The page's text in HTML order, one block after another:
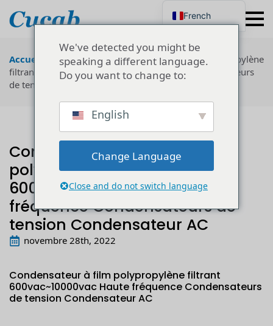
Accueil Technologie"Condensateur à film polypropylène
filtrant 600vac~10000vac Haute fréquence Condensateurs
de tension Condensateur AC
Condensateur à film
polypropylène filtrant
600vac~10000vac Haute
fréquence Condensateurs de
tension Condensateur AC
novembre 28th, 2022
Condensateur à film polypropylène filtrant
600vac~10000vac Haute fréquence Condensateurs
de tension Condensateur AC
We've detected you might be
speaking a different language.
Do you want to change to:
English
Change Language
Close and do not switch language
French
Japanese
Korean
Portuguese
German
Russian
Polish
Ukrainian